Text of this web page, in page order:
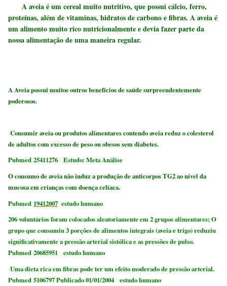
A aveia é um cereal muito nutritivo, que possui cálcio, ferro,
proteínas, além de vitaminas, hidratos de carbono e fibras. A aveia é
um alimento muito rico nutricionalmente e devia fazer parte da
nossa alimentação de uma maneira regular.
A Aveia possui muitos outros benefícios de saúde surpreendentemente
poderosos.
Consumir aveia ou produtos alimentares contendo aveia reduz o colesterol
de adultos com excesso de peso ou obesos sem diabetes.
Pubmed 25411276 Estudo: Meta Análise
O consumo de aveia não induz a produção de anticorpos TG2 ao nível da
mucosa em crianças com doença celíaca.
Pubmed 19412007 estudo humano
206 voluntários foram colocados aleatoriamente em 2 grupos alimentares; O
grupo que consumiu 3 porções de alimentos integrais (aveia e trigo) reduziu
significativamente a pressão arterial sistólica e as pressões de pulso.
Pubmed 20685951 estudo humano
Uma dieta rica em fibras pode ter um efeito moderado de pressão arterial.
Pubmed 5106797 Publicado 01/01/2004 estudo humano